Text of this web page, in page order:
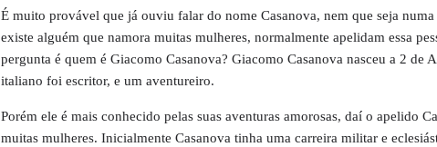
É muito provável que já ouviu falar do nome Casanova, nem que seja
existe alguém que namora muitas mulheres, normalmente apelidam essa
pergunta é quem é Giacomo Casanova? Giacomo Casanova nasceu a 2 de
italiano foi escritor, e um aventureiro.
Porém ele é mais conhecido pelas suas aventuras amorosas, daí o apelido
muitas mulheres. Inicialmente Casanova tinha uma carreira militar e